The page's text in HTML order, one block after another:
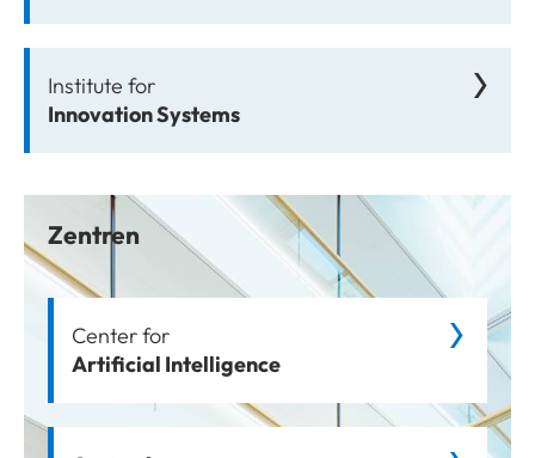
Institute for
Innovation Systems
Zentren
Center for
Artificial Intelligence